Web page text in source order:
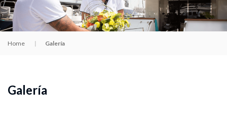
Home Galería
Galería